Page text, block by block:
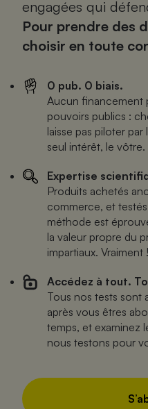
engagées qui
Pour prendre des
choisir en toute
0 pub. 0 biais.
Aucun financement
pouvoirs publics :
laisse pas piloter
seul intérêt, le vôtre.
Expertise
Produits achetés
commerce, et
méthode est
la valeur propre du
impartiaux. Vraiment !
Accédez à tout.
Tous nos tests sont
après vous êtres
temps, et examinez
nous testons pour